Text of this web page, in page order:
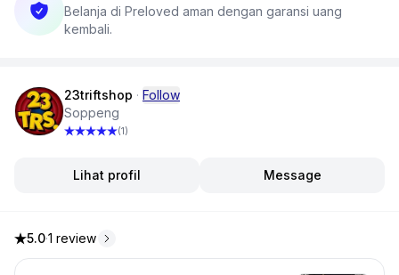
Belanja di Preloved aman dengan garansi uang
kembali.
23triftshop · Follow
Soppeng
(1)
Lihat profil Message
5.0 dari 5 bintang, dari 1 ulasan
5.0·1 review